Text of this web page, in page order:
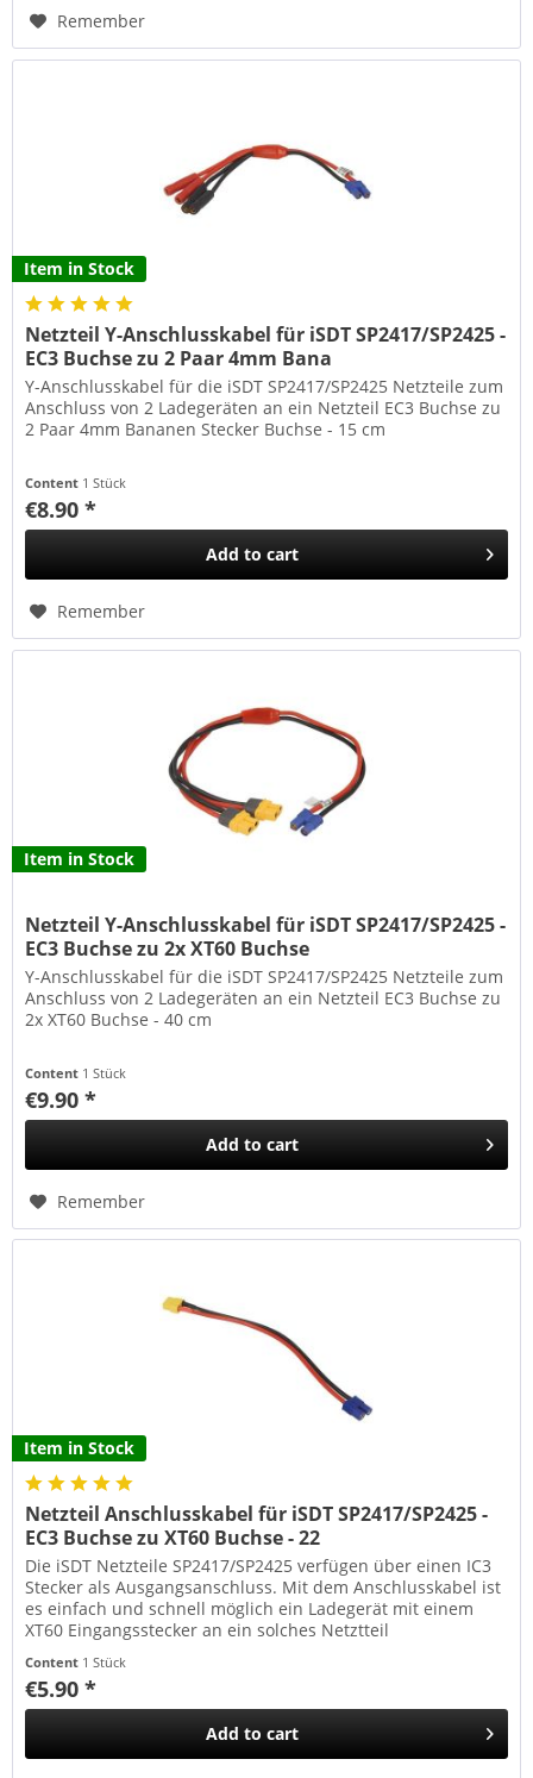
Remember
Item in Stock
Netzteil Y-Anschlusskabel für iSDT SP2417/SP2425 -
EC3 Buchse zu 2 Paar 4mm Bana
Y-Anschlusskabel für die iSDT SP2417/SP2425 Netzteile zum
Anschluss von 2 Ladegeräten an ein Netzteil EC3 Buchse zu
2 Paar 4mm Bananen Stecker Buchse - 15 cm
Content 1 Stück
€8.90 *
Add to cart
Remember
Item in Stock
Netzteil Y-Anschlusskabel für iSDT SP2417/SP2425 -
EC3 Buchse zu 2x XT60 Buchse
Y-Anschlusskabel für die iSDT SP2417/SP2425 Netzteile zum
Anschluss von 2 Ladegeräten an ein Netzteil EC3 Buchse zu
2x XT60 Buchse - 40 cm
Content 1 Stück
€9.90 *
Add to cart
Remember
Item in Stock
Netzteil Anschlusskabel für iSDT SP2417/SP2425 -
EC3 Buchse zu XT60 Buchse - 22
Die iSDT Netzteile SP2417/SP2425 verfügen über einen IC3
Stecker als Ausgangsanschluss. Mit dem Anschlusskabel ist
es einfach und schnell möglich ein Ladegerät mit einem
XT60 Eingangsstecker an ein solches Netztteil
Content 1 Stück
€5.90 *
Add to cart